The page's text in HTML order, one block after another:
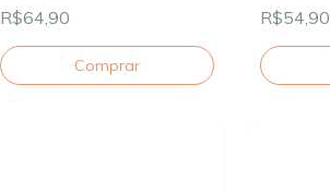
R$64,90 R$54,90